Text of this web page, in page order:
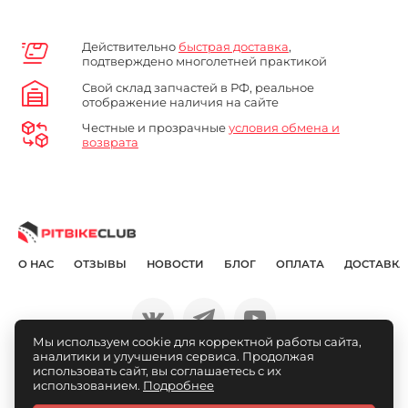
Действительно быстрая доставка,
подтверждено многолетней практикой
Свой склад запчастей в РФ, реальное
отображение наличия на сайте
Честные и прозрачныеусловия обмена и
возврата
О НАС ОТЗЫВЫ НОВОСТИ БЛОГ ОПЛАТА ДОСТАВКА
© Pitbikeclub.ru 2012-2026
Мы используем cookie для корректной работы сайта,
аналитики и улучшения сервиса. Продолжая
использовать сайт, вы соглашаетесь с их
использованием. Подробнее